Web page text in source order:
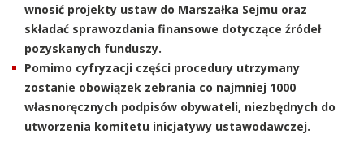
wnosić projekty ustaw do Marszałka Sejmu oraz
składać sprawozdania finansowe dotyczące źródeł
pozyskanych funduszy.
Pomimo cyfryzacji części procedury utrzymany
zostanie obowiązek zebrania co najmniej 1000
własnoręcznych podpisów obywateli, niezbędnych do
utworzenia komitetu inicjatywy ustawodawczej.